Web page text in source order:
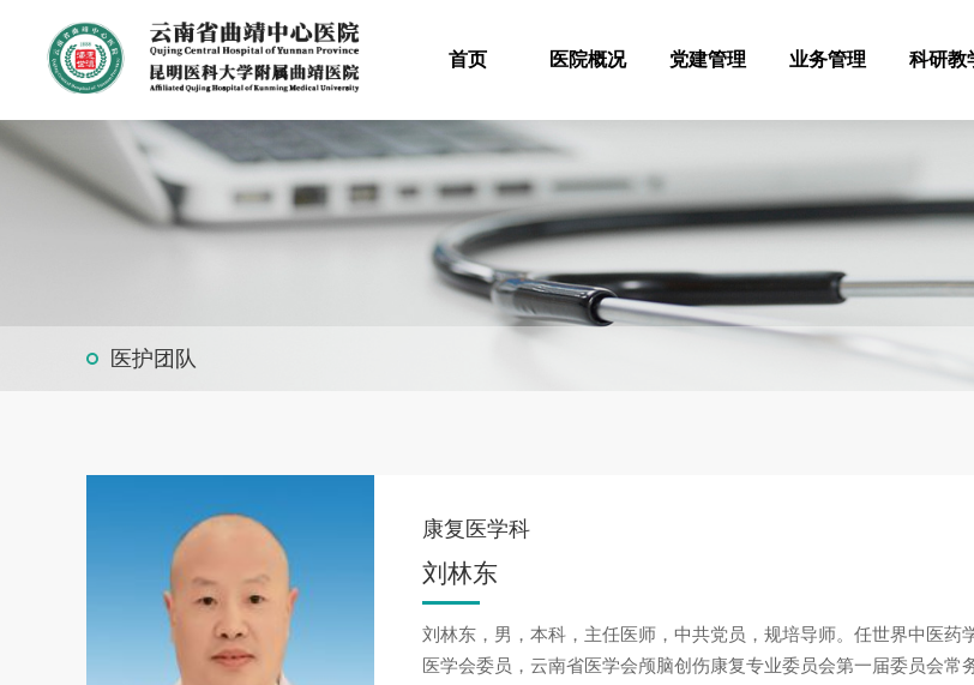
首页 医院概况 党建管理 业务管理 科研教
医护团队
康复医学科
刘林东
刘林东，男，本科，主任医师，中共党员，规培导师。任世界中医
医学会委员，云南省医学会颅脑创伤康复专业委员会第一届委员会